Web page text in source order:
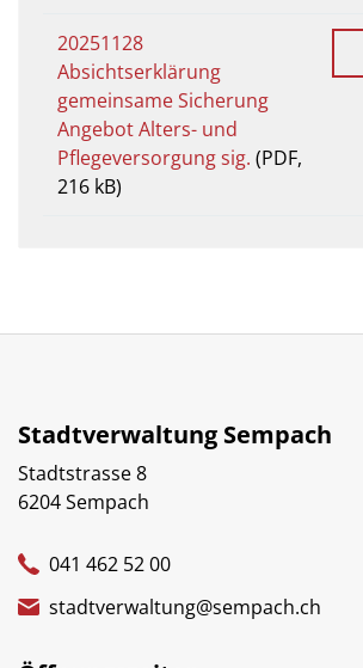
20251128
Absichtserklärung
gemeinsame Sicherung
Angebot Alters- und
Pflegeversorgung sig. (PDF,
216 kB)
Stadtverwaltung Sempach
Stadtstrasse 8
6204 Sempach
041 462 52 00
stadtverwaltung@sempach.ch